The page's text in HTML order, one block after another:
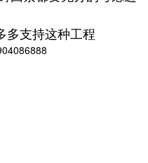
支持这种工程